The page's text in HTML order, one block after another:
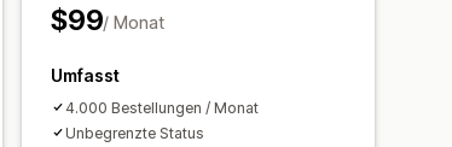
$99/ Monat
Umfasst
4.000 Bestellungen / Monat
Unbegrenzte Status